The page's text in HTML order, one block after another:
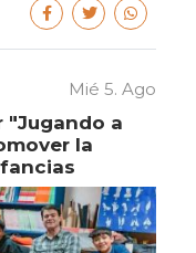
Mié 5. Ago
"Jugando a
la